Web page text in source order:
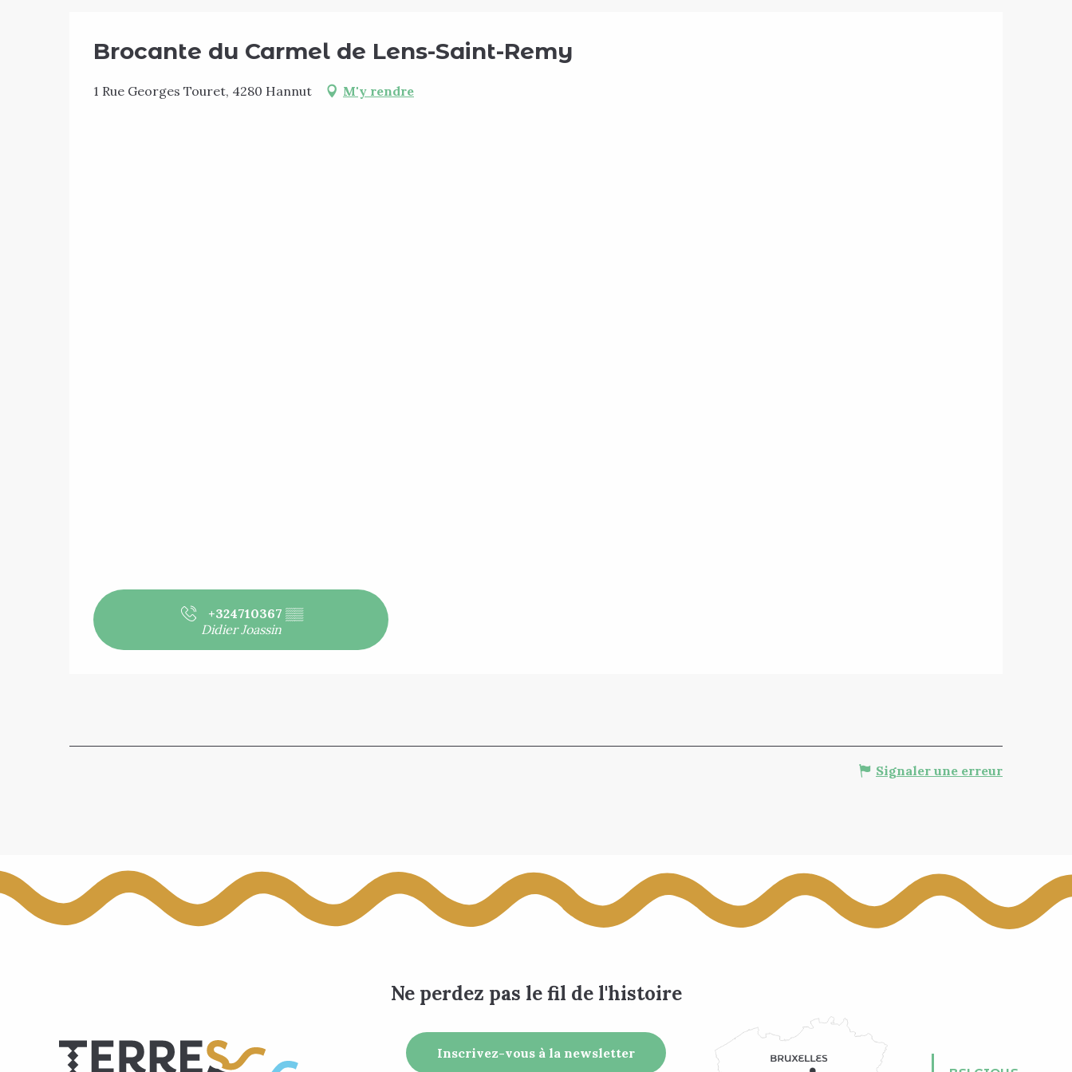
Brocante du Carmel de Lens-Saint-Remy
1 Rue Georges Touret, 4280 Hannut M'y rendre
+324710367 ▒▒
Didier Joassin
Signaler une erreur
Ne perdez pas le fil de l'histoire
Inscrivez-vous à la newsletter